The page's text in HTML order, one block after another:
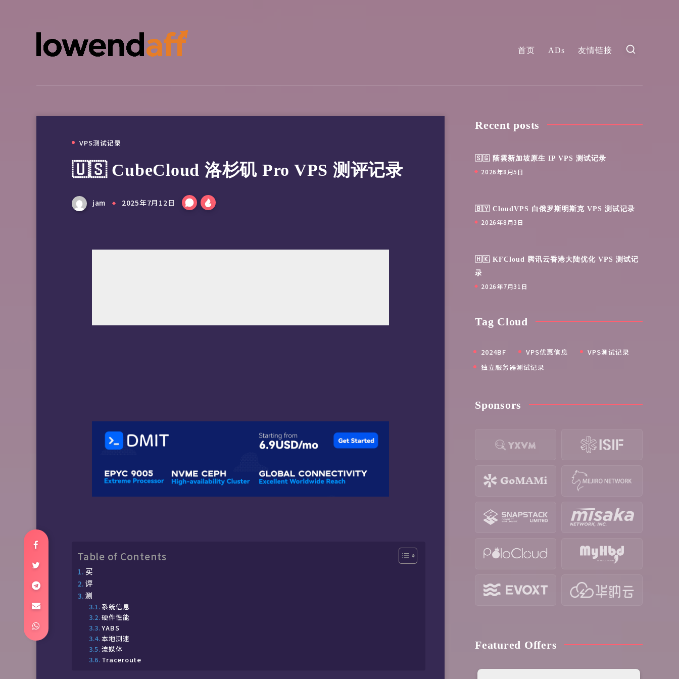
首页 ADs 友情链接
VPS测试记录
🇺🇸 CubeCloud 洛杉矶 Pro VPS 测评记录
jam 2025年7月12日
Table of Contents
买
评
测
系统信息
硬件性能
YABS
本地测速
流媒体
Traceroute
Recent posts
🇸🇬 蔭雲新加坡原生 IP VPS 测试记录
2026年8月5日
🇧🇾 CloudVPS 白俄罗斯明斯克 VPS 测试记录
2026年8月3日
🇭🇰 KFCloud 腾讯云香港大陆优化 VPS 测试记
录
2026年7月31日
Tag Cloud
2024BF VPS优惠信息
VPS测试记录
独立服务器测试记录
Sponsors
Featured Offers